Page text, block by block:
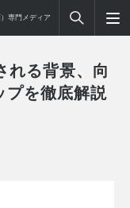
専門メディア
れる背景、向
プを徹底解説